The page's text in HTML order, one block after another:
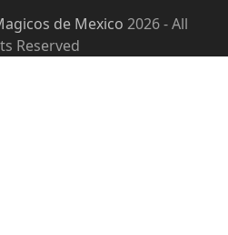
de Mexico 2026 - All
Reserved